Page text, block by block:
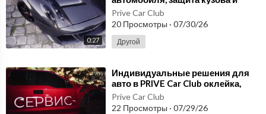
0:27
эффектный стиль
Prive Car Club
20 Просмотры · 07/30/26
Другой
⁣Индивидуальные решения для
авто в PRIVE Car Club оклейка,
сервис и стиль без компромиссов
Prive Car Club
22 Просмотры · 07/29/26